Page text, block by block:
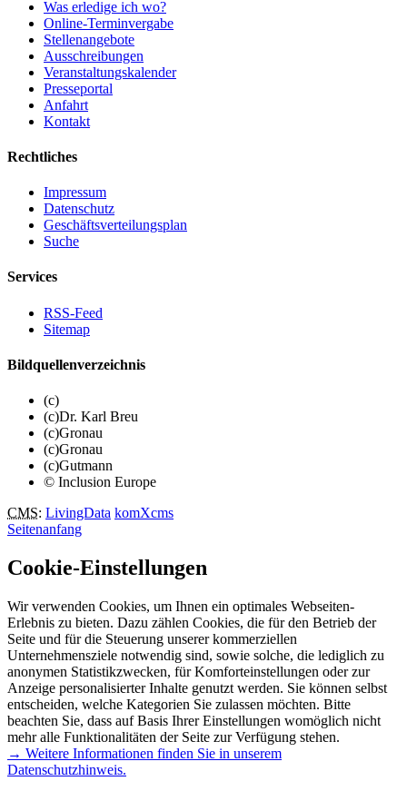
Was erledige ich wo?
Online-Terminvergabe
Stellenangebote
Ausschreibungen
Veranstaltungskalender
Presseportal
Anfahrt
Kontakt
Rechtliches
Impressum
Datenschutz
Geschäftsverteilungsplan
Suche
Services
RSS-Feed
Sitemap
Bildquellenverzeichnis
(c)
(c)Dr. Karl Breu
(c)Gronau
(c)Gronau
(c)Gutmann
© Inclusion Europe
CMS: LivingData komXcms
Seitenanfang
Cookie-Einstellungen
Wir verwenden Cookies, um Ihnen ein optimales Webseiten-
Erlebnis zu bieten. Dazu zählen Cookies, die für den Betrieb der
Seite und für die Steuerung unserer kommerziellen
Unternehmensziele notwendig sind, sowie solche, die lediglich zu
anonymen Statistikzwecken, für Komforteinstellungen oder zur
Anzeige personalisierter Inhalte genutzt werden. Sie können selbst
entscheiden, welche Kategorien Sie zulassen möchten. Bitte
beachten Sie, dass auf Basis Ihrer Einstellungen womöglich nicht
mehr alle Funktionalitäten der Seite zur Verfügung stehen.
→ Weitere Informationen finden Sie in unserem
Datenschutzhinweis.